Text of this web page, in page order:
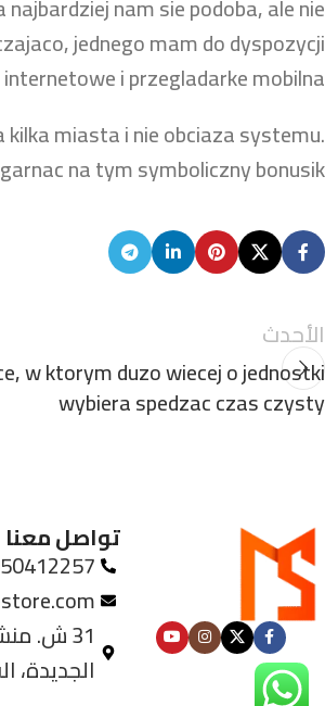
nam sie podoba, ale nie
jednego mam do dyspozycji
i przegladarke mobilna.
miasta i nie obciaza systemu.
na tym symboliczny bonusik.
الأحدث
w ktorym duzo wiecej o jednostki
wybiera spedzac czas czysty
تواصل معنا
31 ش.
الجديدة،